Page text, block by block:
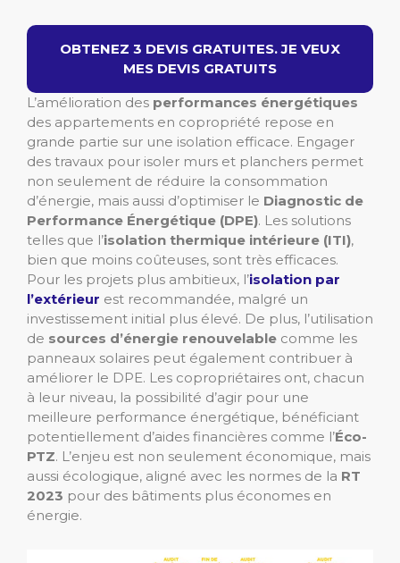
OBTENEZ 3 DEVIS GRATUITES. JE VEUX
MES DEVIS GRATUITS
L’amélioration des performances énergétiques
des appartements en copropriété repose en
grande partie sur une isolation efficace. Engager
des travaux pour isoler murs et planchers permet
non seulement de réduire la consommation
d’énergie, mais aussi d’optimiser le Diagnostic de
Performance Énergétique (DPE). Les solutions
telles que l’isolation thermique intérieure (ITI),
bien que moins coûteuses, sont très efficaces.
Pour les projets plus ambitieux, l’isolation par
l’extérieur est recommandée, malgré un
investissement initial plus élevé. De plus, l’utilisation
de sources d’énergie renouvelable comme les
panneaux solaires peut également contribuer à
améliorer le DPE. Les copropriétaires ont, chacun
à leur niveau, la possibilité d’agir pour une
meilleure performance énergétique, bénéficiant
potentiellement d’aides financières comme l’Éco-
PTZ. L’enjeu est non seulement économique, mais
aussi écologique, aligné avec les normes de la RT
2023 pour des bâtiments plus économes en
énergie.